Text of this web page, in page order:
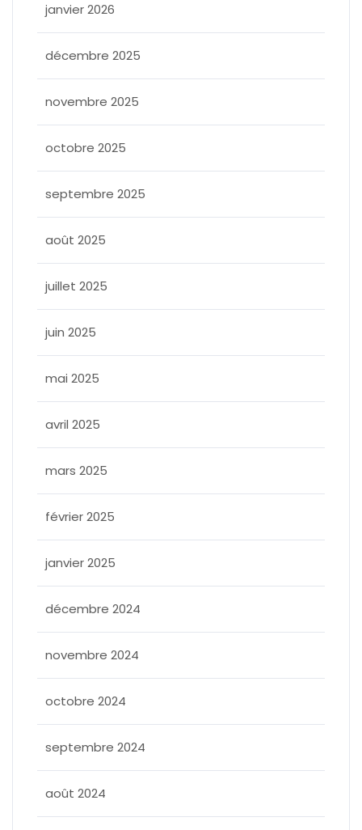
janvier 2026
décembre 2025
novembre 2025
octobre 2025
septembre 2025
août 2025
juillet 2025
juin 2025
mai 2025
avril 2025
mars 2025
février 2025
janvier 2025
décembre 2024
novembre 2024
octobre 2024
septembre 2024
août 2024